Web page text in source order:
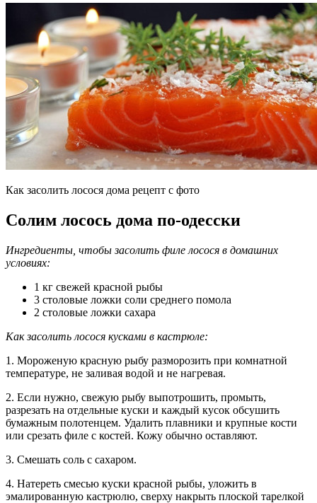
Как засолить лосося дома рецепт с фото
Солим лосось дома по-одесски
Ингредиенты, чтобы засолить филе лосося в домашних
условиях:
1 кг свежей красной рыбы
3 столовые ложки соли среднего помола
2 столовые ложки сахара
Как засолить лосося кусками в кастрюле:
1. Мороженую красную рыбу разморозить при комнатной
температуре, не заливая водой и не нагревая.
2. Если нужно, свежую рыбу выпотрошить, промыть,
разрезать на отдельные куски и каждый кусок обсушить
бумажным полотенцем. Удалить плавники и крупные кости
или срезать филе с костей. Кожу обычно оставляют.
3. Смешать соль с сахаром.
4. Натереть смесью куски красной рыбы, уложить в
эмалированную кастрюлю, сверху накрыть плоской тарелкой